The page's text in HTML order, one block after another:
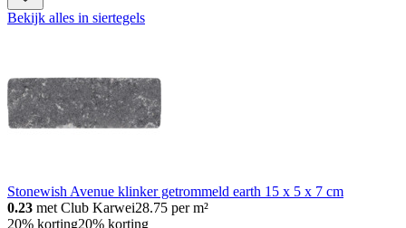
Bekijk alles in siertegels
Stonewish Avenue klinker getrommeld earth 15 x 5 x 7 cm
0.23 met Club Karwei28.75 per m²
20% korting20% korting